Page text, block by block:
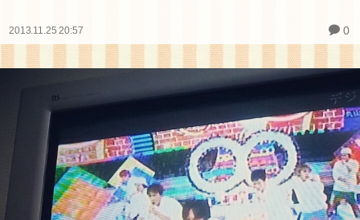
2013.11.25 20:57 0